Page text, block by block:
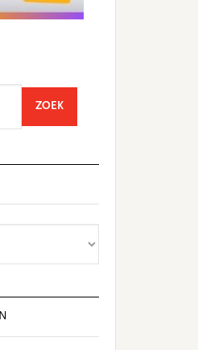
ZOEKSEARCH